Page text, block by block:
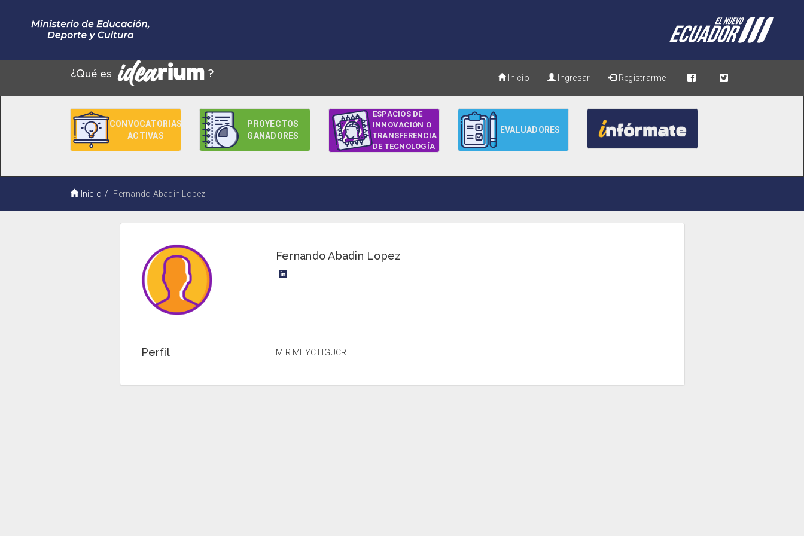
Inicio Ingresar Registrarme
CONVOCATORIAS
ACTIVAS
PROYECTOS
GANADORES
ESPACIOS DE
INNOVACIÓN O
TRANSFERENCIA
DE TECNOLOGÍA
EVALUADORES
Inicio Fernando Abadin Lopez
Fernando Abadin Lopez
Perfil MIR MFYC HGUCR